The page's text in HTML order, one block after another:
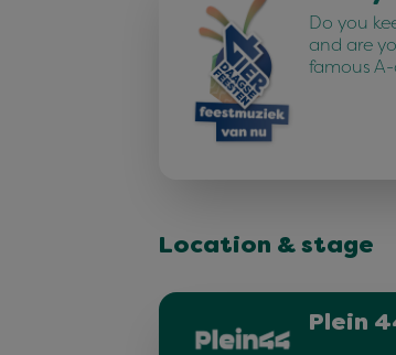
Do you
and are
famous
Location & stage
Plein